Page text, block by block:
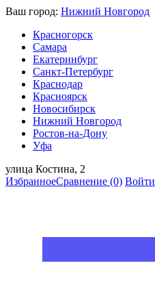
Ваш город: Нижний Новгород
Красногорск
Самара
Екатеринбург
Санкт-Петербург
Краснодар
Красноярск
Новосибирск
Нижний Новгород
Ростов-на-Дону
Уфа
улица Костина, 2
ИзбранноеСравнение (0) Войти